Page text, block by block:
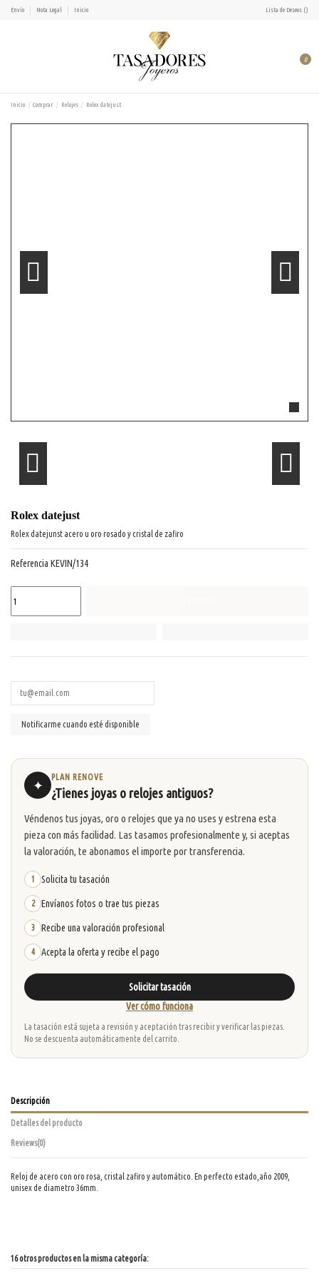
Envío Nota Legal Inicio Lista de Deseos ()
0
Inicio Comprar Relojes Rolex datejust
Rolex datejust
Rolex datejunst acero u oro rosado y cristal de zafiro
Referencia KEVIN/134
✦
PLAN RENOVE
¿Tienes joyas o relojes antiguos?
Véndenos tus joyas, oro o relojes que ya no uses y estrena esta
pieza con más facilidad. Las tasamos profesionalmente y, si aceptas
la valoración, te abonamos el importe por transferencia.
1 Solicita tu tasación
2 Envíanos fotos o trae tus piezas
3 Recibe una valoración profesional
4 Acepta la oferta y recibe el pago
Solicitar tasación
Ver cómo funciona
La tasación está sujeta a revisión y aceptación tras recibir y verificar las piezas.
No se descuenta automáticamente del carrito.
Descripción
Detalles del producto
Reviews(0)
Reloj de acero con oro rosa, cristal zafiro y automático. En perfecto estado,año 2009,
unisex de diametro 36mm.
16 otros productos en la misma categoría: